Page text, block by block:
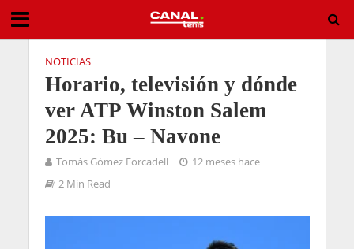
NOTICIAS
Horario, televisión y dónde
ver ATP Winston Salem
2025: Bu – Navone
Tomás Gómez Forcadell
12 meses hace
2 Min Read